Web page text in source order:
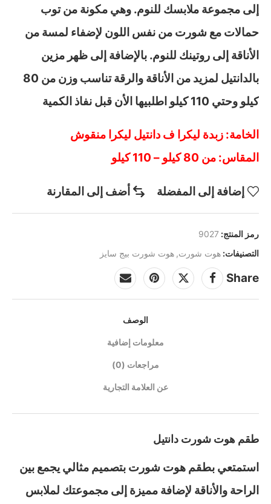
إلى مجموعة ملابسك للنوم. وهي مكونة من توب
حمالات مع شورت من نفس اللون لإضفاء لمسة من
الأناقة إلى روتينك للنوم. بالإضافة إلى ظهر مزين
بالدانتيل لمزيد من الأناقة والرقة تناسب وزن من 80
كيلو وحتي 110 كيلو اطلبيها الأن قبل نفاذ الكمية
الخامة: زبدة ليكرا ف دانتيل ليكرا منقوش
المقاس: من 80 كيلو – 110 كيلو
إضافة إلى المفضلة أضف إلى المقارنة
رمز المنتج: 9027
التصنيفات: هوت شورت, هوت شورت بيج سايز
Share
الوصف
معلومات إضافية
مراجعات (0)
عن العلامة التجارية
طقم هوت شورت دانتيل
استمتعي بطقم هوت شورت بتصميم مثالي يجمع بين
الراحة والأناقة لإضافة مميزة إلى مجموعتك لملابس